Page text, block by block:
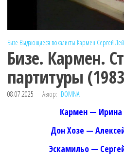
Бизе Выдающиеся вокалисты Кармен Сергей
Бизе. Кармен.
партитуры
08.07.2025 Автор: DOMNA
Кармен — Ирина
Дон Хозе —
Эскамильо —